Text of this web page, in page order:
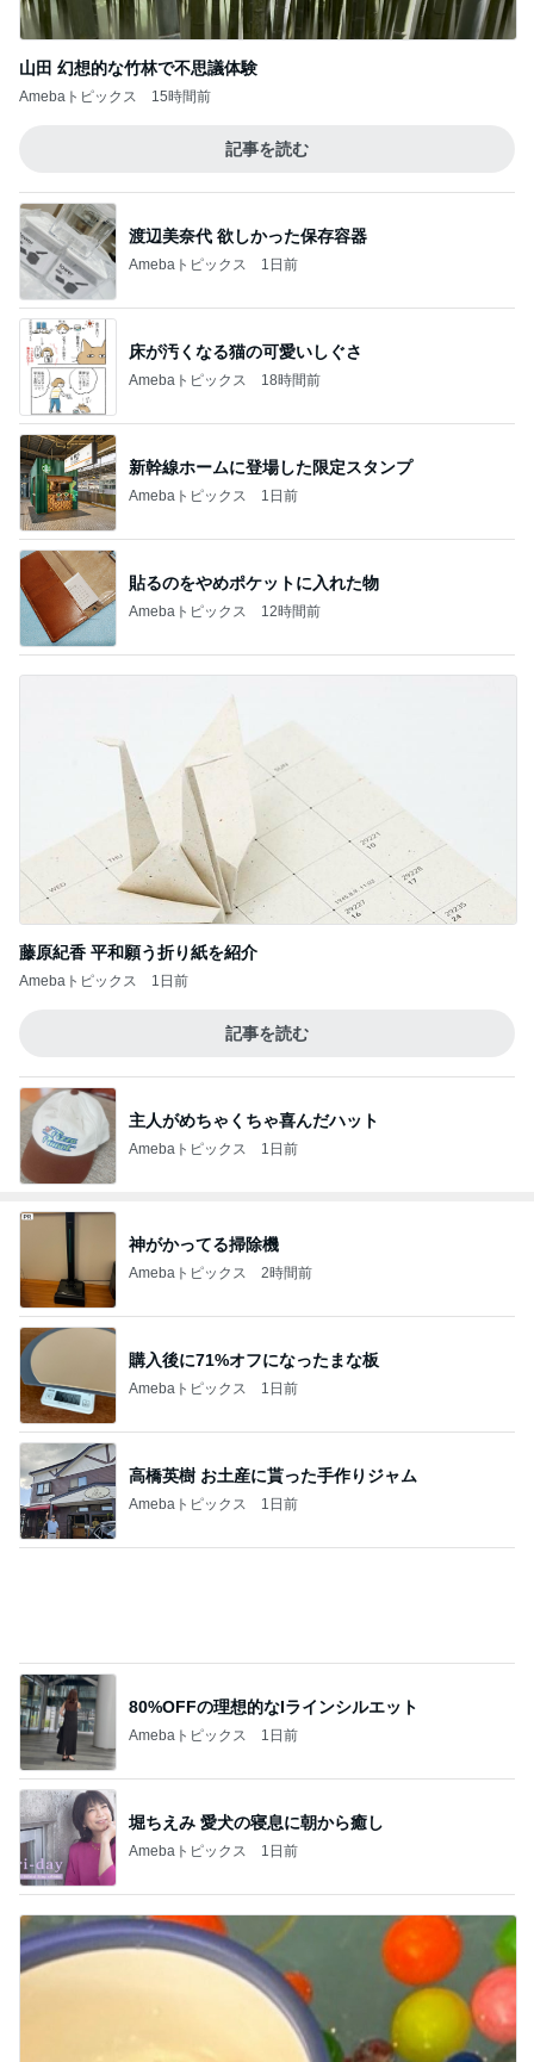
山田 幻想的な竹林で不思議体験
Amebaトピックス 15時間前
記事を読む
渡辺美奈代 欲しかった保存容器
Amebaトピックス 1日前
床が汚くなる猫の可愛いしぐさ
Amebaトピックス 18時間前
新幹線ホームに登場した限定スタンプ
Amebaトピックス 1日前
貼るのをやめポケットに入れた物
Amebaトピックス 12時間前
藤原紀香 平和願う折り紙を紹介
Amebaトピックス 1日前
記事を読む
主人がめちゃくちゃ喜んだハット
Amebaトピックス 1日前
神がかってる掃除機
Amebaトピックス 2時間前
購入後に71%オフになったまな板
Amebaトピックス 1日前
高橋英樹 お土産に貰った手作りジャム
Amebaトピックス 1日前
堀ちえみ 愛犬の寝息に朝から癒し
Amebaトピックス 1日前